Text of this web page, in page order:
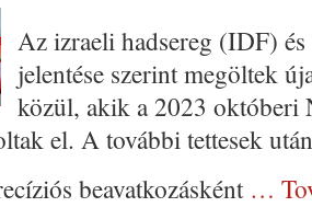
Az izraeli hadsereg (IDF)
jelentése szerint megöltek
közül, akik a 2023 októberi
el. A további tettesek
beavatkozásként …